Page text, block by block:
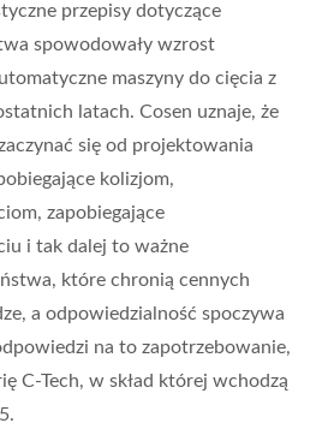
przepisy dotyczące
spowodowały wzrost
maszyny do cięcia z
latach. Cosen uznaje, że
się od projektowania
kolizjom,
zapobiegające
i tak dalej to ważne
które chronią cennych
a odpowiedzialność spoczywa
na to zapotrzebowanie,
C-Tech, w skład której wchodzą